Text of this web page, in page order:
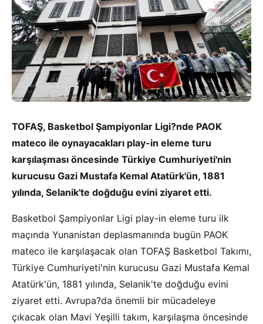
TOFAŞ, Basketbol Şampiyonlar Ligi?nde PAOK
mateco ile oynayacakları play-in eleme turu
karşılaşması öncesinde Türkiye Cumhuriyeti'nin
kurucusu Gazi Mustafa Kemal Atatürk'ün, 1881
yılında, Selanik'te doğduğu evini ziyaret etti.
Basketbol Şampiyonlar Ligi play-in eleme turu ilk
maçında Yunanistan deplasmanında bugün PAOK
mateco ile karşılaşacak olan TOFAŞ Basketbol Takımı,
Türkiye Cumhuriyeti'nin kurucusu Gazi Mustafa Kemal
Atatürk'ün, 1881 yılında, Selanik'te doğduğu evini
ziyaret etti. Avrupa?da önemli bir mücadeleye
çıkacak olan Mavi Yeşilli takım, karşılaşma öncesinde